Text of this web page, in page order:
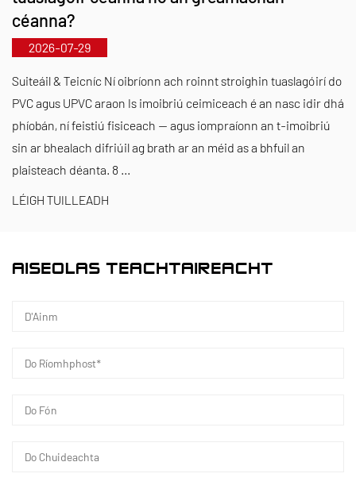
leithdháileann Kaixin beagnach RMB 10 milliún in
aghaidh na bliana ar T&F. Cinnteoimid cáilíocht
táirgí níos fearr trí dhéantúsaíocht chaighdeánaithe
uathoibrithe agus trí fhoinsiú dian amhábhar
allmhairithe. Ar aon dul lenár straitéis forbartha
idirnáisiúnta, déanaimid monatóireacht leanúnach
ar threochtaí an mhargaidh dhomhanda agus
úsáidimid bealaí digiteacha chun táirgí
ardchaighdeáin “Déanta sa tSín” a thabhairt do
Ningbo • Bunáit T&F & Táirgeadh Fenghua
Kaixin Ultra-Pure Pipe Technology (Ningbo) Co., Ltd
hollscoileanna agus institiúidí taighde, bonn
línte táirgeachta uathoibrithe a shuiteáil le
ábhair pholaiméire. Tá an tsaoráid tiomnaithe do
céanna?
2026-07-29
Suiteáil & Teicníc Ní oibríonn ach roinnt stroighin tuaslagóirí do
PVC agus UPVC araon Is imoibriú ceimiceach é an nasc idir dhá
phíobán, ní feistiú fisiceach — agus iompraíonn an t-imoibriú
sin ar bhealach difriúil ag brath ar an méid as a bhfuil an
plaisteach déanta. 8 ...
LÉIGH TUILLEADH
AISEOLAS TEACHTAIREACHT